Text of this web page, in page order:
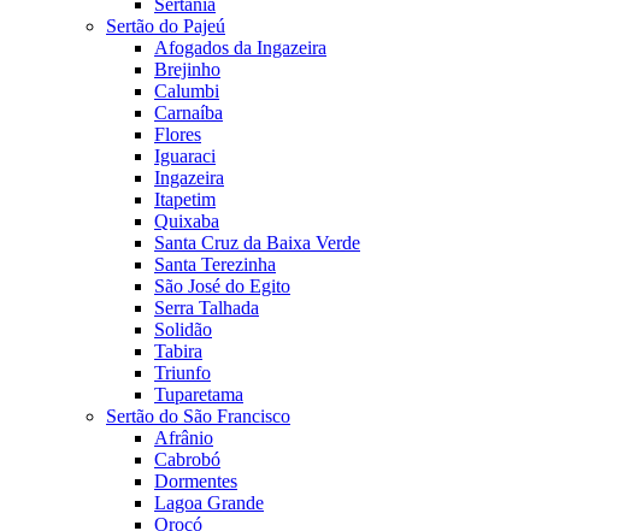
Sertânia
Sertão do Pajeú
Afogados da Ingazeira
Brejinho
Calumbi
Carnaíba
Flores
Iguaraci
Ingazeira
Itapetim
Quixaba
Santa Cruz da Baixa Verde
Santa Terezinha
São José do Egito
Serra Talhada
Solidão
Tabira
Triunfo
Tuparetama
Sertão do São Francisco
Afrânio
Cabrobó
Dormentes
Lagoa Grande
Orocó